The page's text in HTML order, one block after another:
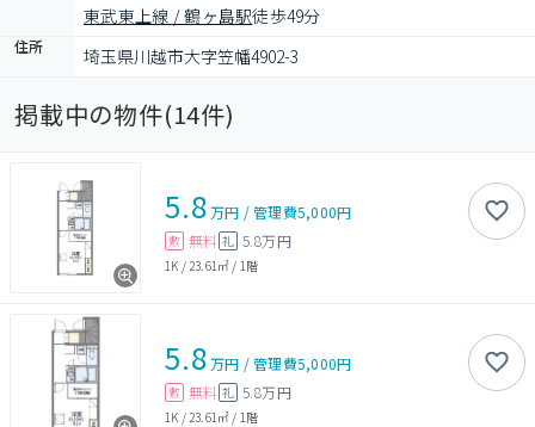
東武東上線 / 鶴ヶ島駅徒歩49分
住所 埼玉県川越市大字笠幡4902-3
掲載中の物件(14件)
5.8万円 /管理費5,000円
敷 無料 礼 5.8万円
1K / 23.61㎡ / 1階
5.8万円 /管理費5,000円
敷 無料 礼 5.8万円
1K / 23.61㎡ / 1階